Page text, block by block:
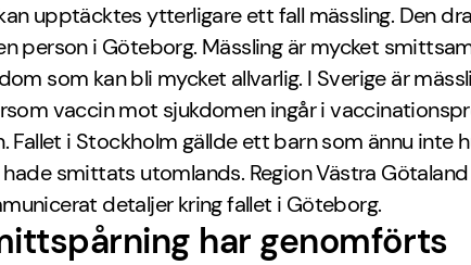
upptäcktes ytterligare ett fall mässling. Den
person i Göteborg. Mässling är mycket
som kan bli mycket allvarlig. I Sverige är
vaccin mot sjukdomen ingår i
Fallet i Stockholm gällde ett barn som ännu inte
smittats utomlands. Region Västra
detaljer kring fallet i Göteborg.
har genomförts